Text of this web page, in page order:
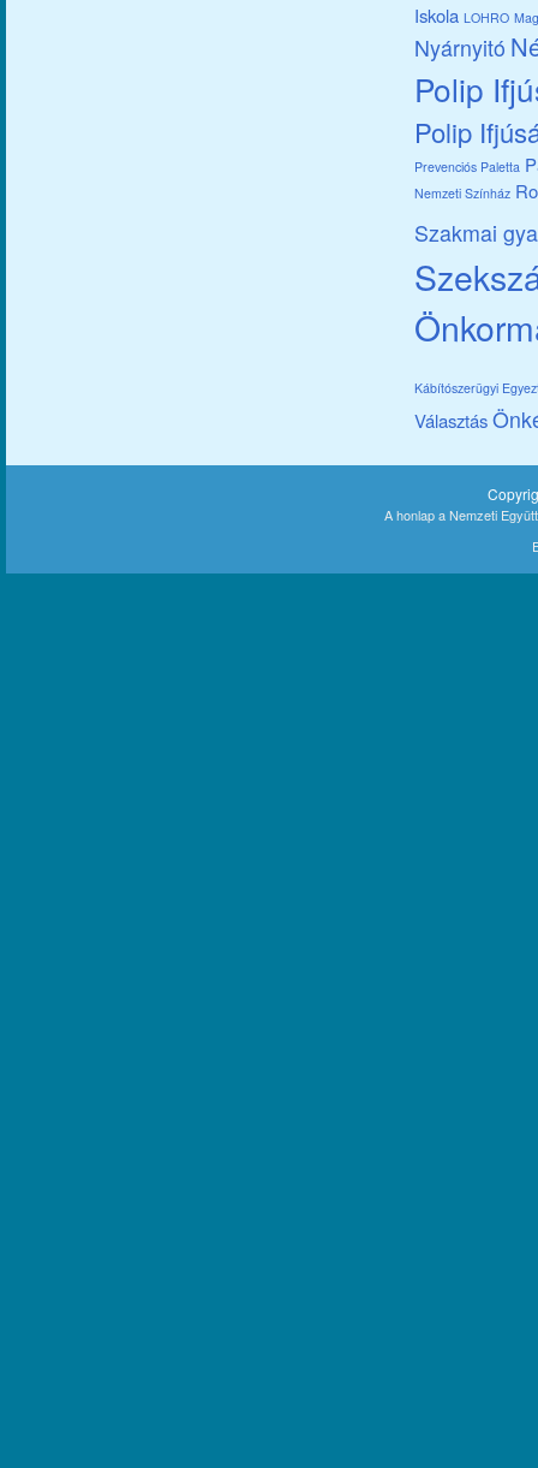
Iskola LOHRO
Nyárnyitó
Polip
Polip
Prevenciós Paletta
Nemzeti Színház
Szakmai
Kábítószerügyi
Választás
A honlap a Nemzeti